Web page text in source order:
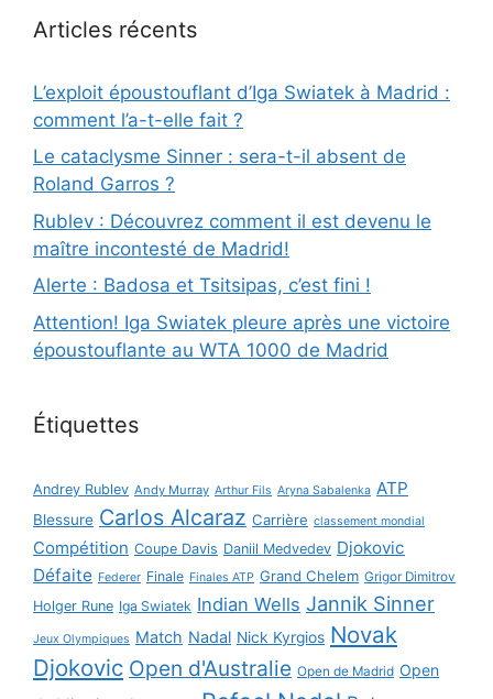
Articles récents
L’exploit époustouflant d’Iga Swiatek à Madrid :
comment l’a-t-elle fait ?
Le cataclysme Sinner : sera-t-il absent de
Roland Garros ?
Rublev : Découvrez comment il est devenu le
maître incontesté de Madrid!
Alerte : Badosa et Tsitsipas, c’est fini !
Attention! Iga Swiatek pleure après une victoire
époustouflante au WTA 1000 de Madrid
Étiquettes
Andrey Rublev Andy Murray Arthur Fils Aryna Sabalenka ATP
Blessure Carlos Alcaraz Carrière classement mondial
Compétition Coupe Davis Daniil Medvedev Djokovic
Défaite Federer Finale Finales ATP Grand Chelem Grigor Dimitrov
Holger Rune Iga Swiatek Indian Wells Jannik Sinner
Jeux Olympiques Match Nadal Nick Kyrgios Novak
Djokovic Open d'Australie Open de Madrid Open